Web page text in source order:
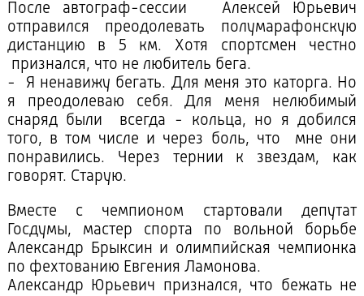
После автограф-сессии Алексей Юрьевич
отправился преодолевать полумарафонскую
дистанцию в 5 км. Хотя спортсмен честно
признался, что не любитель бега.
- Я ненавижу бегать. Для меня это каторга. Но
я преодолеваю себя. Для меня нелюбимый
снаряд были всегда - кольца, но я добился
того, в том числе и через боль, что мне они
понравились. Через тернии к звездам, как
говорят. Старую.
Вместе с чемпионом стартовали депутат
Госдумы, мастер спорта по вольной борьбе
Александр Брыксин и олимпийская чемпионка
по фехтованию Евгения Ламонова.
Александр Юрьевич признался, что бежать не